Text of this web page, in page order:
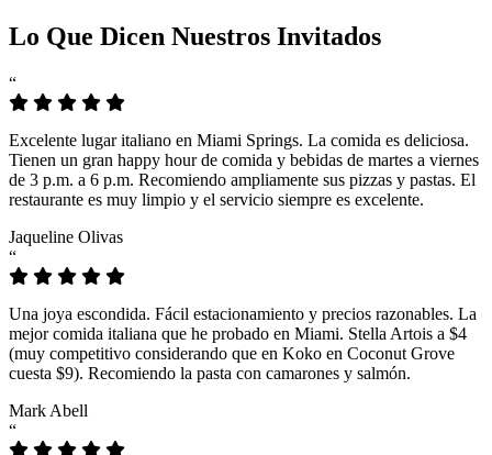
Lo Que Dicen Nuestros Invitados
“
Excelente lugar italiano en Miami Springs. La comida es deliciosa.
Tienen un gran happy hour de comida y bebidas de martes a viernes
de 3 p.m. a 6 p.m. Recomiendo ampliamente sus pizzas y pastas. El
restaurante es muy limpio y el servicio siempre es excelente.
Jaqueline Olivas
“
Una joya escondida. Fácil estacionamiento y precios razonables. La
mejor comida italiana que he probado en Miami. Stella Artois a $4
(muy competitivo considerando que en Koko en Coconut Grove
cuesta $9). Recomiendo la pasta con camarones y salmón.
Mark Abell
“